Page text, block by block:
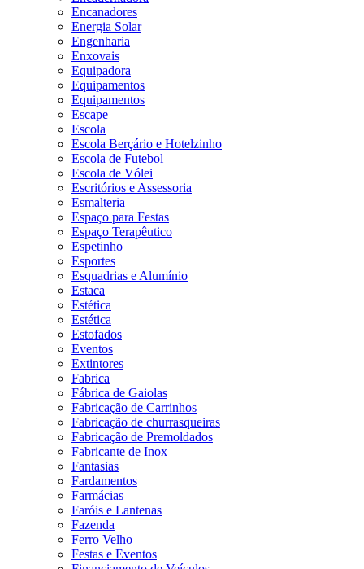
Encanadores
Energia Solar
Engenharia
Enxovais
Equipadora
Equipamentos
Equipamentos
Escape
Escola
Escola Berçário e Hotelzinho
Escola de Futebol
Escola de Vólei
Escritórios e Assessoria
Esmalteria
Espaço para Festas
Espaço Terapêutico
Espetinho
Esportes
Esquadrias e Alumínio
Estaca
Estética
Estética
Estofados
Eventos
Extintores
Fabrica
Fábrica de Gaiolas
Fabricação de Carrinhos
Fabricação de churrasqueiras
Fabricação de Premoldados
Fabricante de Inox
Fantasias
Fardamentos
Farmácias
Faróis e Lantenas
Fazenda
Ferro Velho
Festas e Eventos